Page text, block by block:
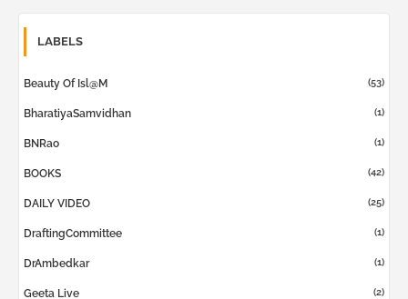
LABELS
Beauty Of Isl@m (53)
BharatiyaSamvidhan (1)
BNRao (1)
BOOKS (42)
DAILY VIDEO (25)
DraftingCommittee (1)
DrAmbedkar (1)
Geeta Live (2)